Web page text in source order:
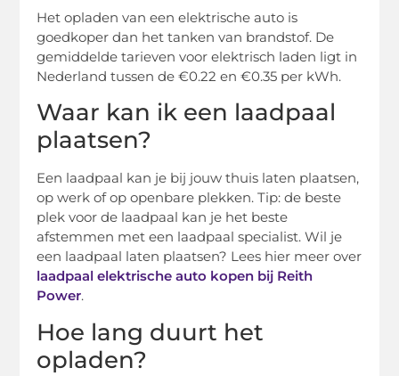
Het opladen van een elektrische auto is
goedkoper dan het tanken van brandstof. De
gemiddelde tarieven voor elektrisch laden ligt in
Nederland tussen de €0.22 en €0.35 per kWh.
Waar kan ik een laadpaal
plaatsen?
Een laadpaal kan je bij jouw thuis laten plaatsen,
op werk of op openbare plekken. Tip: de beste
plek voor de laadpaal kan je het beste
afstemmen met een laadpaal specialist. Wil je
een laadpaal laten plaatsen? Lees hier meer over
laadpaal elektrische auto kopen bij Reith
Power.
Hoe lang duurt het
opladen?